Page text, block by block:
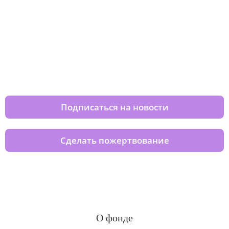
Подписаться на новости
Сделать пожертвование
О фонде